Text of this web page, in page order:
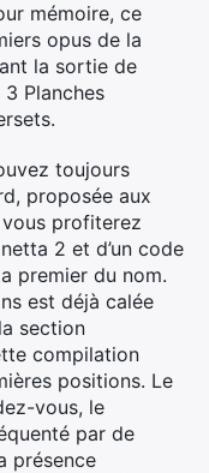
mémoire, ce
opus de la
la sortie de
3 Planches
toujours
proposée aux
profiterez
2 et d’un code
premier du nom.
est déjà calée
section
compilation
positions. Le
vous, le
par de
présence